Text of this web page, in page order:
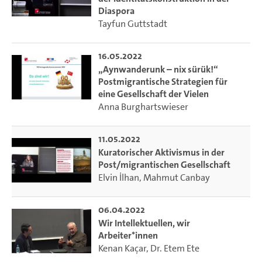
Diskriminierungserfahrungen thematisiert sowie Beispiele
für migrantische Selbstorganisation im Kampf gegen
mit Migrationserfahrungen, Zugehörigkeitsdiskursen und
identitätsstiftenden Praktiken liegen, wie sie in
Journalismus, Theater, Literatur und Musik verhandelt
werden. Hierbei wollen wir bewusst Hamburger
migrantische Lebensrealitäten und gesellschaftliche
Perspektiven in unserer Stadt anzustoßen. Studierende der
Turkologie Hamburg ergänzen das Programm mit ihren
individuellen und wissenschaftlichen Überlegungen zum
In Kooperation mit der Landeszentrale für politische
Bildung Hamburg.
Diaspora
Tayfun Guttstadt
16.05.2022
„Aynwanderunk – nix sürük!“
Postmigrantische Strategien für
eine Gesellschaft der Vielen
Anna Burghartswieser
11.05.2022
Kuratorischer Aktivismus in der
Post/migrantischen Gesellschaft
Elvin İlhan,Mahmut Canbay
06.04.2022
Wir Intellektuellen, wir
Arbeiter*innen
Kenan Kaçar, Dr. Etem Ete